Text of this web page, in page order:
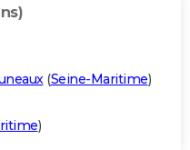
(Seine-Maritime)
)